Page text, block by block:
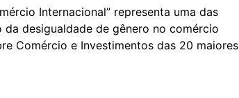
Internacional” representa uma das
desigualdade de gênero no comércio
Comércio e Investimentos das 20 maiores